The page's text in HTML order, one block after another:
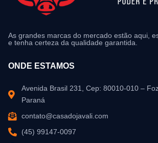
As grandes marcas do mercado estão aqui,
e tenha certeza da qualidade garantida.
ONDE ESTAMOS
Avenida Brasil 231, Cep: 80010-010 –
Paraná
contato@casadojavali.com
(45) 99147-0097